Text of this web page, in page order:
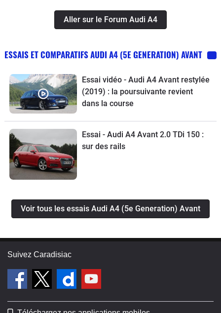
Aller sur le Forum Audi A4
ESSAIS ET COMPARATIFS AUDI A4 (5E GENERATION) AVANT
Essai vidéo - Audi A4 Avant restylée
(2019) : la poursuivante revient
dans la course
Essai - Audi A4 Avant 2.0 TDi 150 :
sur des rails
Voir tous les essais Audi A4 (5e Generation) Avant
Suivez Caradisiac